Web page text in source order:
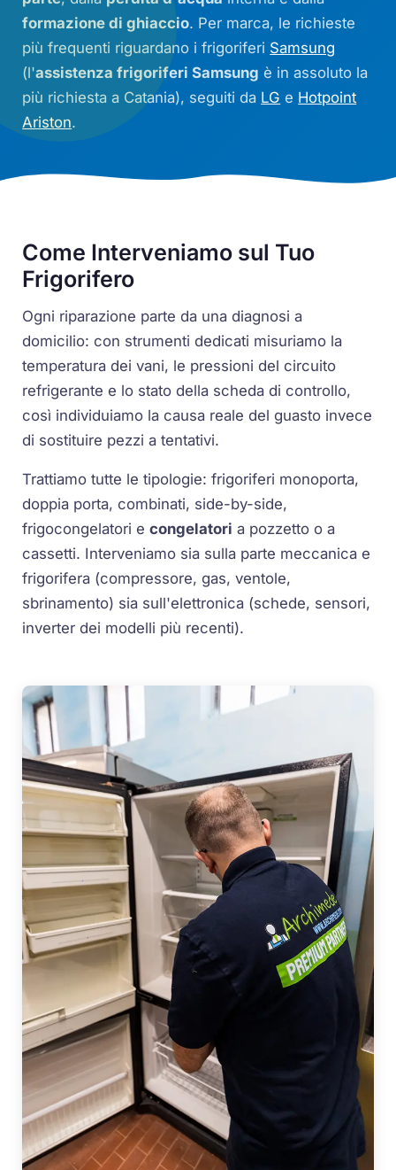
formazione di ghiaccio. Per marca, le richieste
più frequenti riguardano i frigoriferi Samsung
(l'assistenza frigoriferi Samsung è in assoluto la
più richiesta a Catania), seguiti da LG e Hotpoint
Ariston.
Come Interveniamo sul Tuo
Frigorifero
Ogni riparazione parte da una diagnosi a
domicilio: con strumenti dedicati misuriamo la
temperatura dei vani, le pressioni del circuito
refrigerante e lo stato della scheda di controllo,
così individuiamo la causa reale del guasto invece
di sostituire pezzi a tentativi.
Trattiamo tutte le tipologie: frigoriferi monoporta,
doppia porta, combinati, side-by-side,
frigocongelatori econgelatori a pozzetto o a
cassetti. Interveniamo sia sulla parte meccanica e
frigorifera (compressore, gas, ventole,
sbrinamento) sia sull'elettronica (schede, sensori,
inverter dei modelli più recenti).